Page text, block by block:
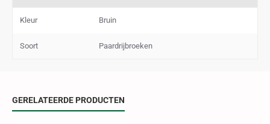
Kleur Bruin
Soort Paardrijbroeken
GERELATEERDE PRODUCTEN